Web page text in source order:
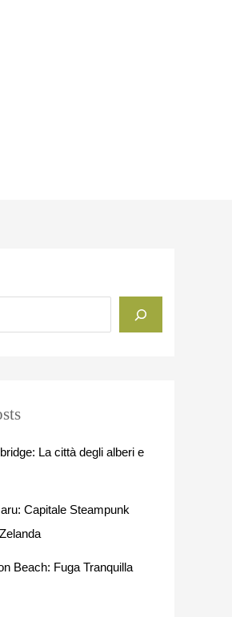
La città degli alberi e
Capitale Steampunk
Beach: Fuga Tranquilla